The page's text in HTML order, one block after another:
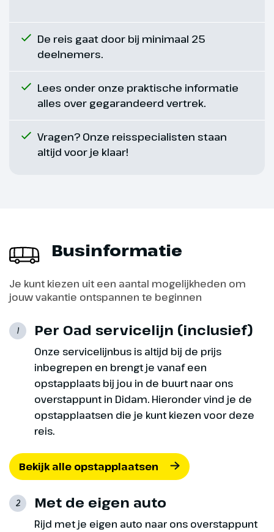
Geirangerfjord
275 km
Vandaag maken we een lange,
stappen we aan boord van de
veerboot die ons een uur lang
Geirangerfjord vaart (inclusief).
Onderweg zie je de 300 meter
hoge 'zevenzusters' waterval.
We ontschepen in Hellesylt
waarna we doorrijden naar
Ålesund waar we twee nachten
verblijven.
Hoogtepunt
Geirangerfjord
inbegrepen
De reis gaat door bij minimaal 25
deelnemers.
Lees onder onze praktische informatie
alles over gegarandeerd vertrek.
Vragen? Onze reisspecialisten staan
altijd voor je klaar!
Businformatie
Je kunt kiezen uit een aantal mogelijkheden om
jouw vakantie ontspannen te beginnen
1 Per Oad servicelijn (inclusief)
Onze servicelijnbus is altijd bij de prijs
inbegrepen en brengt je vanaf een
opstapplaats bij jou in de buurt naar ons
overstappunt in Didam. Hieronder vind je de
opstapplaatsen die je kunt kiezen voor deze
reis.
Bekijk alle opstapplaatsen
2 Met de eigen auto
Rijd met je eigen auto naar ons overstappunt